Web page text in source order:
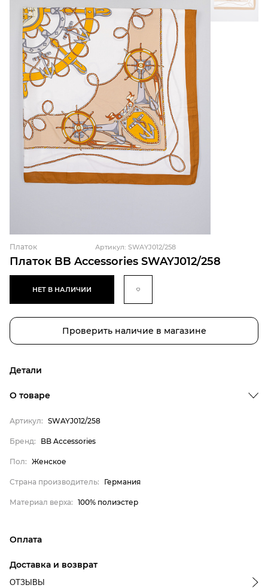
Платок BB Accessories SWAYJ012/258
Платок Артикул: SWAYJ012/258
НЕТ В НАЛИЧИИ
Проверить наличие в магазине
Детали
Страна производитель
Материал верха
О товаре
Артикул: SWAYJ012/258
Бренд: BB Accessories
Пол: Женское
Страна производитель: Германия
Материал верха: 100% полиэстер
Оплата
магазина
Доставка и возврат
ОТЗЫВЫ